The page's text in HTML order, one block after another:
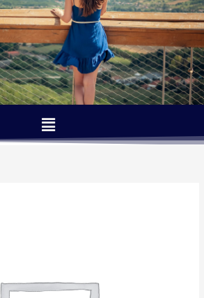
Menu